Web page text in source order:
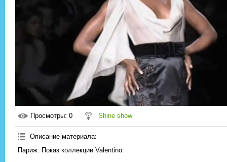
Просмотры: 0 Shine show
Описание материала:
Париж. Показ коллекции Valentino.